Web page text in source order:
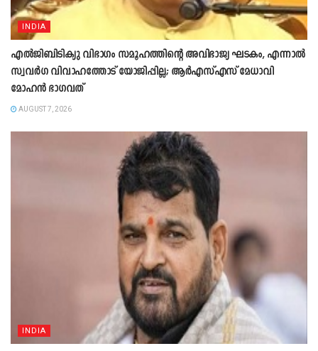
INDIA
എൽജിബിടിക്യു വിഭാഗം സമൂഹത്തിന്റെ അവിഭാജ്യ ഘടകം, എന്നാൽ
സ്വവർഗ വിവാഹത്തോട് യോജിപ്പില്ല; ആർഎസ്എസ് മേധാവി
മോഹൻ ഭാഗവത്
AUGUST 7, 2026
INDIA